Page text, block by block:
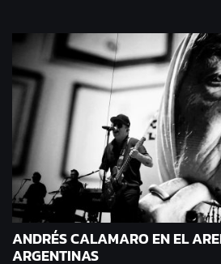
ANDRÉS CALAMARO EN EL
ARGENTINAS